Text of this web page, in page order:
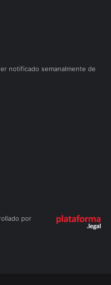
notificado semanalmente de
por